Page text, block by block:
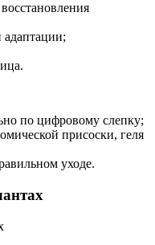
адаптации;
по цифровому слепку;
присоски, геля
уходе.